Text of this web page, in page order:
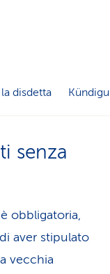
disdetta
senza
obbligatoria,
aver stipulato
vecchia